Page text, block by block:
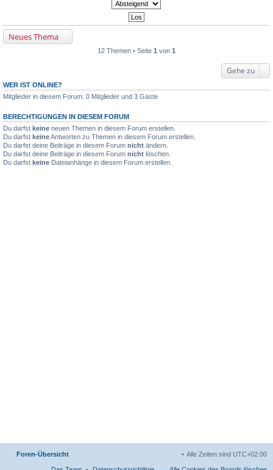
Neues Thema
12 Themen • Seite 1 von 1
Gehe zu
WER IST ONLINE?
Mitglieder in diesem Forum: 0 Mitglieder und 3 Gäste
BERECHTIGUNGEN IN DIESEM FORUM
Du darfst keine neuen Themen in diesem Forum erstellen.
Du darfst keineAntworten zu Themen in diesem Forum erstellen.
Du darfst deine Beiträge in diesem Forum nicht ändern.
Du darfst deine Beiträge in diesem Forum nicht löschen.
Du darfst keine Dateianhänge in diesem Forum erstellen.
Foren-Übersicht Alle Zeiten sind UTC+02:00